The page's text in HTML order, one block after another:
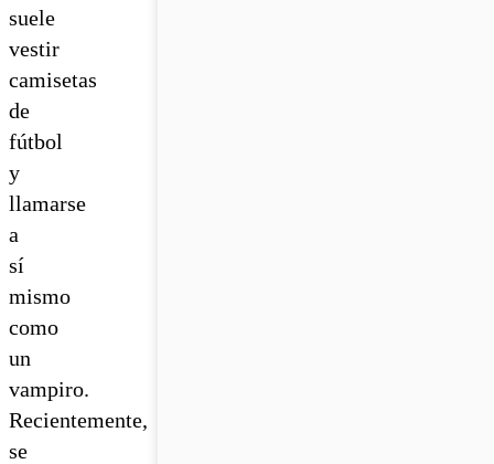
suele
vestir
camisetas
de
fútbol
y
llamarse
a
sí
mismo
como
un
vampiro.
Recientemente,
se